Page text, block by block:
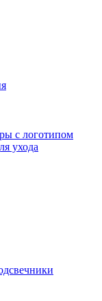
с логотипом
ухода